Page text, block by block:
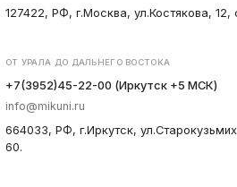
127422, РФ, г.Москва, ул.Костякова, 12,
ОТ УРАЛА ДО ДАЛЬНЕГО ВОСТОКА
+7(3952)45-22-00 (Иркутск +5 МСК)
info@mikuni.ru
664033, РФ, г.Иркутск,
60.